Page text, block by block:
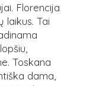
Florencija
laikus. Tai
Toskana
dama,